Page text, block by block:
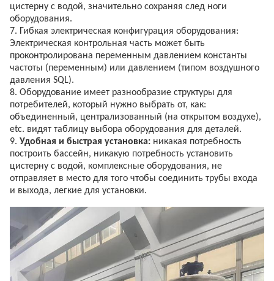
цистерну с водой, значительно сохраняя след ноги
оборудования.
7. Гибкая электрическая конфигурация оборудования:
Электрическая контрольная часть может быть
проконтролирована переменным давлением константы
частоты (переменным) или давлением (типом воздушного
давления SQL).
8. Оборудование имеет разнообразие структуры для
потребителей, который нужно выбрать от, как:
объединенный, централизованный (на открытом воздухе),
etc. видят таблицу выбора оборудования для деталей.
9. Удобная и быстрая установка: никакая потребность
построить бассейн, никакую потребность установить
цистерну с водой, комплексные оборудования, не
отправляет в место для того чтобы соединить трубы входа
и выхода, легкие для установки.